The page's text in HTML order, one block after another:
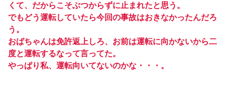
くて、だからこそぶつからずに止まれたと思う。
でもどう運転していたら今回の事故はおきなかったんだろ
う。
おばちゃんは免許返上しろ、お前は運転に向かないから二
度と運転するなって言ってた。
やっぱり私、運転向いてないのかな・・・。